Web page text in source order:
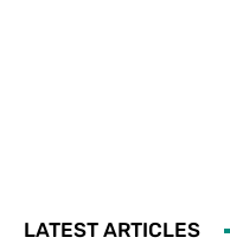
LATEST ARTICLES